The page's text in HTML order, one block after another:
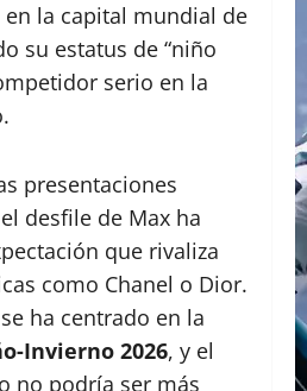
la capital mundial de
su estatus de “niño
serio en la
presentaciones
desfile de Max ha
que rivaliza
como Chanel o Dior.
ha centrado en la
Invierno 2026, y el
no podría ser más